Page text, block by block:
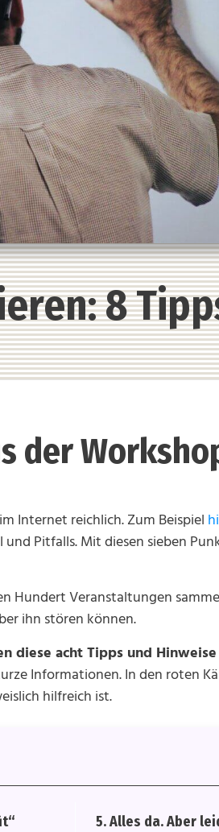
8
der
Internet reichlich. Zum Beispiel
Pitfalls. Mit diesen sieben
Hundert Veranstaltungen
ihn stören können.
diese acht Tipps und
Informationen. In den roten
hilfreich ist.
5. Alles da. Aber